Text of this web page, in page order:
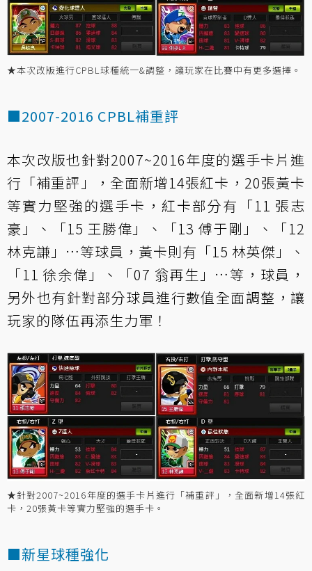
★本次改版進行CPBL球種統一&調整，讓玩家在比賽中有更多選擇。
■2007-2016 CPBL補重評
本次改版也針對2007~2016年度的選手卡片進
行「補重評」，全面新增14張紅卡，20張黃卡
等實力堅強的選手卡，紅卡部分有「11 張志
豪」、「15 王勝偉」、「13 傅于剛」、「12
林克謙」…等球員，黃卡則有「15 林英傑」、
「11 徐余偉」、「07 翁再生」…等，球員，
另外也有針對部分球員進行數值全面調整，讓
玩家的隊伍再添生力軍！
★針對2007~2016年度的選手卡片進行「補重評」，全面新增14張紅
卡，20張黃卡等實力堅強的選手卡。
■新星球種強化